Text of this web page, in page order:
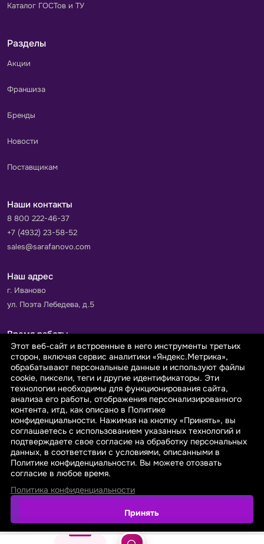
Каталог ГОСТов и ТУ
Разделы
Акции
Франшиза
Бренды
Новости
Поставщикам
Наши контакты
8 800 222-46-37
+7 (4932) 23-58-52
sales@sarafanovo.com
Наш адрес
г. Иваново
ул. Поэта Лебедева, д.5
Время работы
Пн-Пт с 9.00 до 18.00
Сб-Вс: выходной
Принимаем к оплате
© 2026 sarafanovo.com - Интернет-магазин "САРАФАНОВО"
специализируется на производстве, продаже тканей оптом и в
розницу с доставкой по Роcсии и СНГ.
Политика обработки персональных данных
Этот веб-сайт и встроенные в него инструменты третьих
сторон, включая сервис аналитики «Яндекс.Метрика»,
обрабатывают персональные данные и используют файлы
cookie, пиксели, теги и другие идентификаторы. Эти
технологии необходимы для функционирования сайта,
анализа его работы, отображения персонализированного
контента, итд, как описано в Политике
конфиденциальности. Нажимая на кнопку «Принять», вы
соглашаетесь с использованием указанных технологий и
подтверждаете свое согласие на обработку персональных
данных, в соответствии с условиями, описанными в
Политике конфиденциальности. Вы можете отозвать
согласие в любое время.
Политика конфиденциальности